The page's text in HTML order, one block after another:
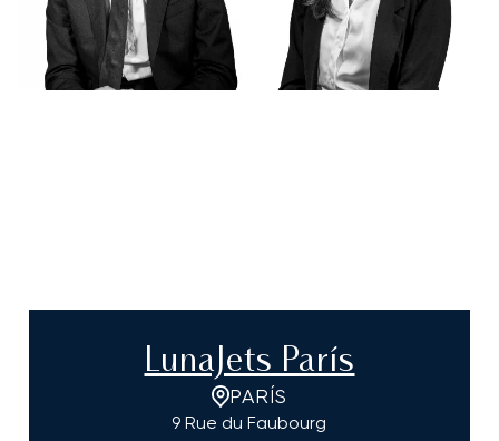
LunaJets París
PARÍS
9 Rue du Faubourg